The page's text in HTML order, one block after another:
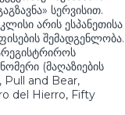
სერვისით.
არის ესპანეთისა
შემადგენლობა.
(მაღაზიების
Pull and Bear,
del Hierro, Fifty